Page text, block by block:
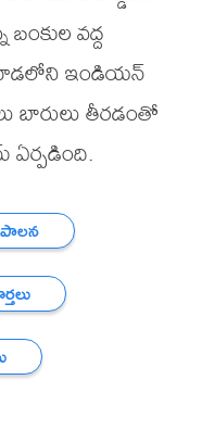
వద్ద
ఇండియన్
బారులు తీరడంతో